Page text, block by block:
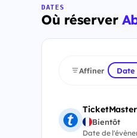
DATES
Où réserver
Affiner Date
TicketMaster
Bientôt
Date de